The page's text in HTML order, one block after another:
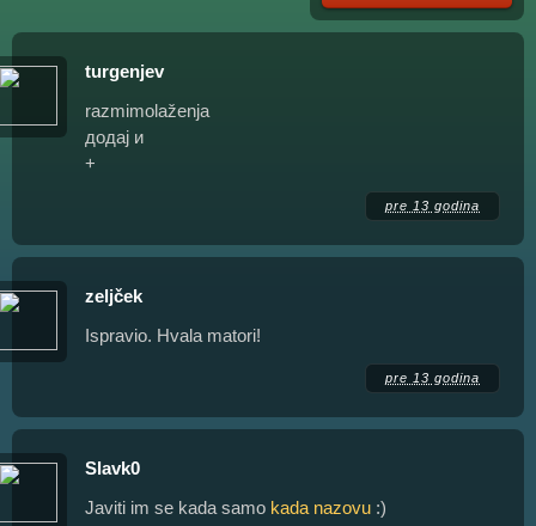
turgenjev
razmimolaženja
додај и
+
pre 13 godina
zeljček
Ispravio. Hvala matori!
pre 13 godina
Slavk0
Javiti im se kada samo kada nazovu :)